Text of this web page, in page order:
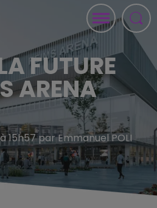
FUTURE
ARENA
15h57 par Emmanuel POLI